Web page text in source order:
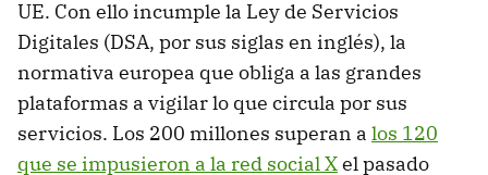
UE. Con ello incumple la Ley de Servicios
Digitales (DSA, por sus siglas en inglés), la
normativa europea que obliga a las grandes
plataformas a vigilar lo que circula por sus
servicios. Los 200 millones superan a los 120
que se impusieron a la red social Xel pasado